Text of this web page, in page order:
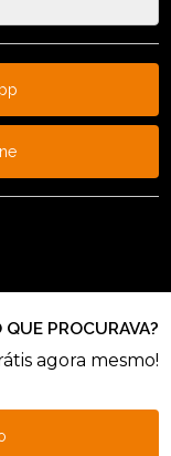
PROCURAVA?
agora mesmo!